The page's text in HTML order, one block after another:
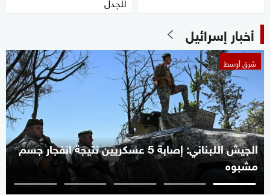
أخبار إسرائيل
شرق أوسط
الجيش اللبناني: إصابة 5 عسكريين نتيجة انفجار جسم
مشبوه